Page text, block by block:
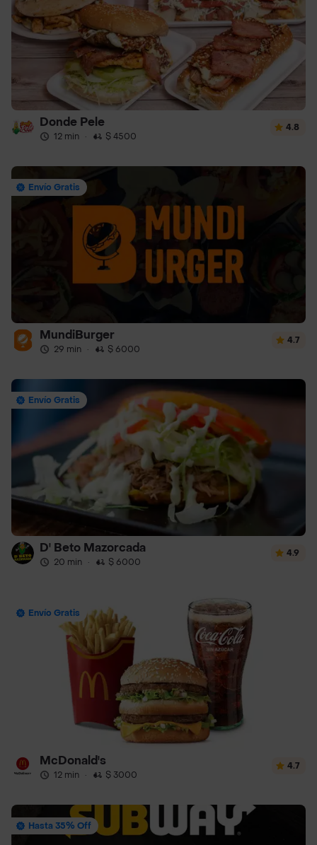
Donde Pele
12 min · $ 4500
4.8
Envío Gratis
MundiBurger
29 min · $ 6000
4.7
Envío Gratis
D' Beto Mazorcada
20 min · $ 6000
4.9
Envío Gratis
McDonald's
12 min · $ 3000
4.7
Hasta 35% Off